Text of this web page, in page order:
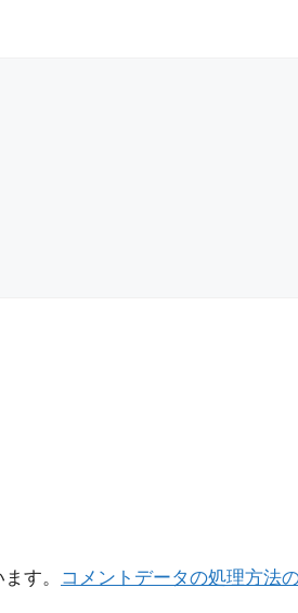
す。 コメントデータの処理方法